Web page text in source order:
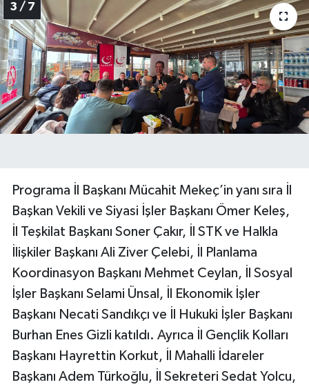
3 / 7
Programa İl Başkanı Mücahit Mekeç’in yanı sıra İl
Başkan Vekili ve Siyasi İşler Başkanı Ömer Keleş,
İl Teşkilat Başkanı Soner Çakır, İl STK ve Halkla
İlişkiler Başkanı Ali Ziver Çelebi, İl Planlama
Koordinasyon Başkanı Mehmet Ceylan, İl Sosyal
İşler Başkanı Selami Ünsal, İl Ekonomik İşler
Başkanı Necati Sandıkçı ve İl Hukuki İşler Başkanı
Burhan Enes Gizli katıldı. Ayrıca İl Gençlik Kolları
Başkanı Hayrettin Korkut, İl Mahalli İdareler
Başkanı Adem Türkoğlu, İl Sekreteri Sedat Yolcu,